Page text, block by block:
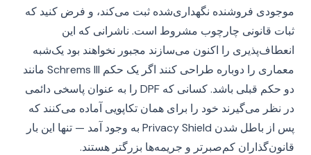
موجودی فروشنده نگهداری‌شده ثبت می‌کند، و فرض کنید که
ثبات قانونی چارچوب مشروط است. ناشرانی که این
انعطاف‌پذیری را اکنون می‌سازند مجبور نخواهند بود یک‌شبه
معماری را دوباره طراحی کنند اگر یک حکم Schrems III مانند
دو حکم قبلی باشد. کسانی که DPF را به عنوان پاسخی دائمی
در نظر می‌گیرند خود را برای همان تکاپویی آماده می‌کنند که
پس از باطل شدن Privacy Shield به وجود آمد — تنها این بار
قانون‌گذاران کم‌صبرتر و جریمه‌ها بزرگتر هستند.